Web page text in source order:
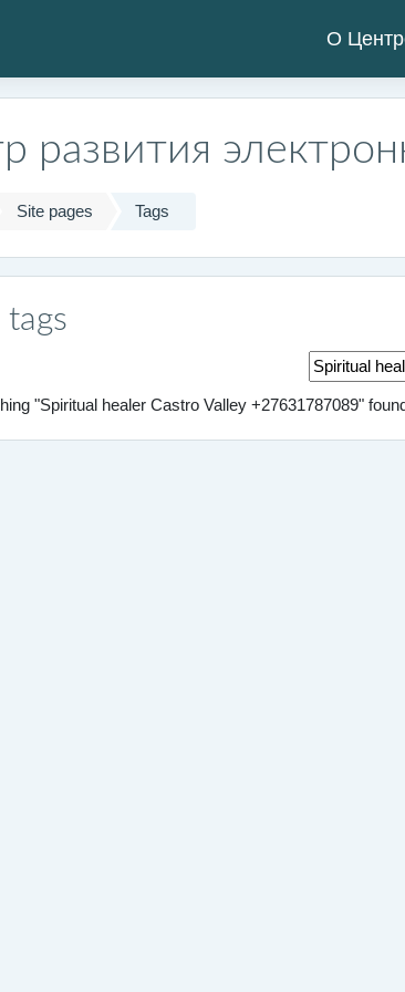
О
развития
Site pages Tags
tags
Search tags
"Spiritual healer Castro Valley +27631787089"